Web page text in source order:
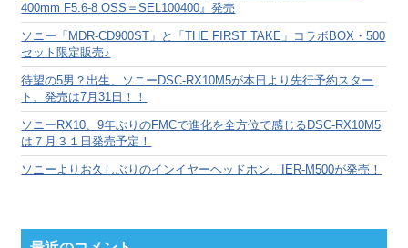
400mm F5.6-8 OSS＝SEL100400』発売
ソニー「MDR-CD900ST」と「THE FIRST TAKE」コラボBOX・500
セット限定販売♪
待望の5男？出生、ソニーDSC-RX10M5が本日より先行予約スター
ト、発売は7月31日！！
ソニーRX10、9年ぶりのFMCで進化を全方位で感じるDSC-RX10M5
は７月３１日発売予定！
ソニーよりお久しぶりのインイヤーヘッドホン、IER-M500が発売！